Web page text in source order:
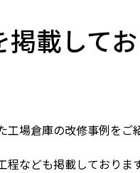
掲載して
場倉庫の改修事例をご
程なども掲載しておりま